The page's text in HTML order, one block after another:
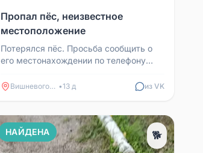
Пропал пёс, неизвестное
местоположение
Потерялся пёс. Просьба сообщить о
его местонахождении по телефону
к нему, переживает...
Вишневогорск •13 д из VK
НАЙДЕНА 🐕